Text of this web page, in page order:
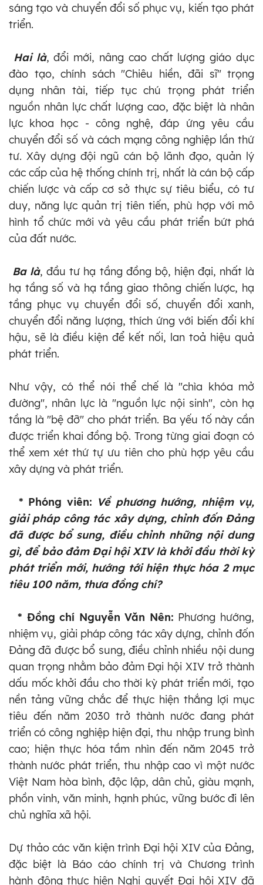
sáng tạo và chuyển đổi số phục vụ, kiến tạo phát
triển.
Hai là, đổi mới, nâng cao chất lượng giáo dục
đào tạo, chính sách "Chiêu hiền, đãi sĩ" trọng
dụng nhân tài, tiếp tục chú trọng phát triển
nguồn nhân lực chất lượng cao, đặc biệt là nhân
lực khoa học - công nghệ, đáp ứng yêu cầu
chuyển đổi số và cách mạng công nghiệp lần thứ
tư. Xây dựng đội ngũ cán bộ lãnh đạo, quản lý
các cấp của hệ thống chính trị, nhất là cán bộ cấp
chiến lược và cấp cơ sở thực sự tiêu biểu, có tư
duy, năng lực quản trị tiên tiến, phù hợp với mô
hình tổ chức mới và yêu cầu phát triển bứt phá
của đất nước.
Ba là, đầu tư hạ tầng đồng bộ, hiện đại, nhất là
hạ tầng số và hạ tầng giao thông chiến lược, hạ
tầng phục vụ chuyển đổi số, chuyển đổi xanh,
chuyển đổi năng lượng, thích ứng với biến đổi khí
hậu, sẽ là điều kiện để kết nối, lan toả hiệu quả
phát triển.
Như vậy, có thể nói thể chế là "chìa khóa mở
đường", nhân lực là "nguồn lực nội sinh", còn hạ
tầng là "bệ đỡ" cho phát triển. Ba yếu tố này cần
được triển khai đồng bộ. Trong từng giai đoạn có
thể xem xét thứ tự ưu tiên cho phù hợp yêu cầu
xây dựng và phát triển.
* Phóng viên: Về phương hướng, nhiệm vụ,
giải pháp công tác xây dựng, chỉnh đốn Đảng
đã được bổ sung, điều chỉnh những nội dung
gì, để bảo đảm Đại hội XIV là khởi đầu thời kỳ
phát triển mới, hướng tới hiện thực hóa 2 mục
tiêu 100 năm, thưa đồng chí?
* Đồng chí Nguyễn Văn Nên: Phương hướng,
nhiệm vụ, giải pháp công tác xây dựng, chỉnh đốn
Đảng đã được bổ sung, điều chỉnh nhiều nội dung
quan trọng nhằm bảo đảm Đại hội XIV trở thành
dấu mốc khởi đầu cho thời kỳ phát triển mới, tạo
nền tảng vững chắc để thực hiện thắng lợi mục
tiêu đến năm 2030 trở thành nước đang phát
triển có công nghiệp hiện đại, thu nhập trung bình
cao; hiện thực hóa tầm nhìn đến năm 2045 trở
thành nước phát triển, thu nhập cao vì một nước
Việt Nam hòa bình, độc lập, dân chủ, giàu mạnh,
phồn vinh, văn minh, hạnh phúc, vững bước đi lên
chủ nghĩa xã hội.
Dự thảo các văn kiện trình Đại hội XIV của Đảng,
đặc biệt là Báo cáo chính trị và Chương trình
hành động thực hiện Nghị quyết Đại hội XIV đã